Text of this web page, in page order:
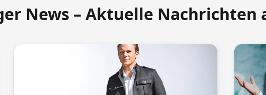
News – Aktuelle Nachrichten